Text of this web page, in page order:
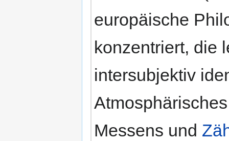
europäische
konzentriert, die
intersubjektiv
Messens und